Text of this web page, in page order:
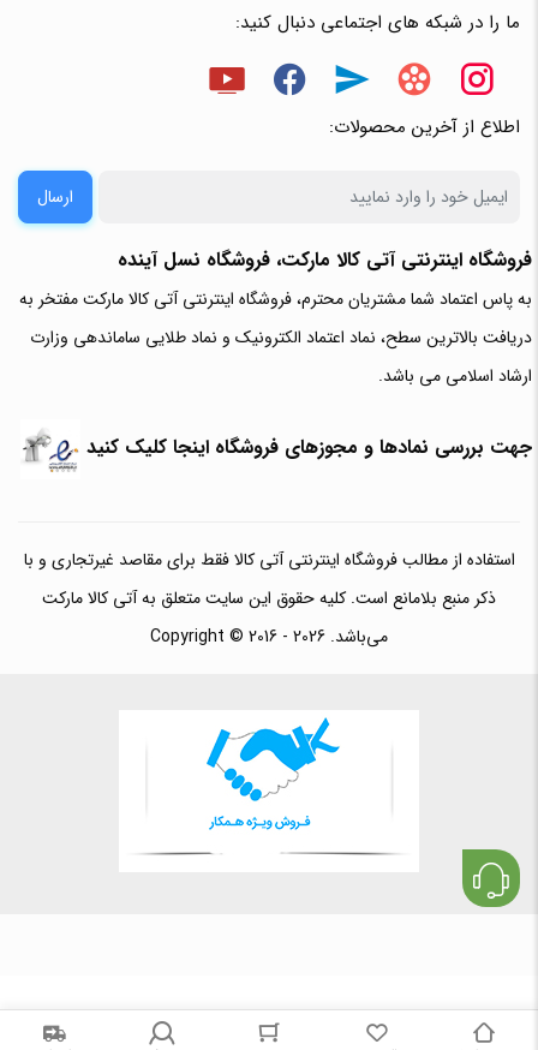
ما را در شبکه های اجتماعی دنبال کنید:
اطلاع از آخرین محصولات:
ارسال
فروشگاه اینترنتی آتی‌ کالا مارکت، فروشگاه نسل آینده
به پاس اعتماد شما مشتریان محترم، فروشگاه اینترنتی آتی کالا مارکت مفتخر به
دریافت بالاترین سطح، نماد اعتماد الکترونیک و نماد طلایی ساماندهی وزارت
ارشاد اسلامی می باشد.
جهت بررسی نمادها و مجوزهای فروشگاه اینجا کلیک کنید
استفاده از مطالب فروشگاه اینترنتی آتی کالا فقط برای مقاصد غیرتجاری و با
ذکر منبع بلامانع است. کلیه حقوق این سایت متعلق به آتی کالا مارکت
می‌باشد. Copyright © 2016 - 2026